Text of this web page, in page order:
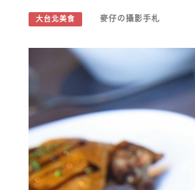
大台北美食 麥仔の攝影手札